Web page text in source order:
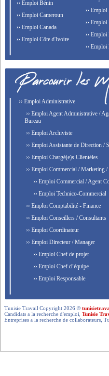
›› Emploi Bénin
›› Emploi Cameroun
›› Emploi Canada
›› Emploi Côte d'Ivoire
›› Emploi
››
››
››
›› Emploi Administrative
›› Emploi Agent Administrative /
Bureau
›› Emploi Archiviste
›› Emploi Assistante de Direction /
›› Emploi Chargé(e)s Clientèles
›› Emploi Commercial / Marketing /
›› Emploi Commercial / Agent
›› Emploi Technico-Commercial
›› Emploi Comptabilité - Finance
›› Emploi Conseillers / Consultants
›› Emploi Coordinateur
›› Emploi Directeur / Manager
›› Emploi Chef de projet
›› Emploi Chef d’équipe
›› Emploi Responsable
Tunisie Travail Copyright 2026 ©
Candidats a la recherche d'emploi,Tunisie
Entreprises a la recherche de collaborateurs,